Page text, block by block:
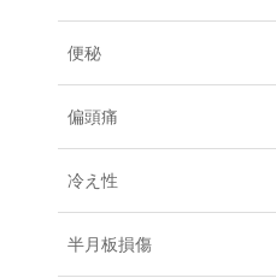
便秘
偏頭痛
冷え性
半月板損傷